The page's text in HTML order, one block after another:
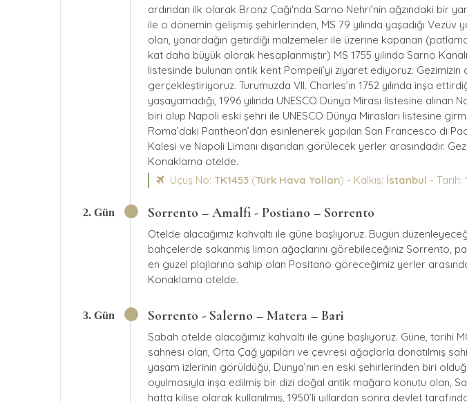
ardından ilk olarak Bronz Çağı'nda Sarno Nehri'nin ağzındaki bir
ile o dönemin gelişmiş şehirlerinden, MS 79 yılında yaşadığı
olan, yanardağın getirdiği malzemeler ile üzerine kapanan
kat daha büyük olarak hesaplanmıştır) MS 1755 yılında Sarno
listesinde bulunan antik kent Pompeii’yi ziyaret ediyoruz. Gezimizin
gerçekleştiriyoruz. Turumuzda VII. Charles’ın 1752 yılında inşa
yaşayamadığı, 1996 yılında UNESCO Dünya Mirası listesine
biri olup Napoli eski şehri ile UNESCO Dünya Mirasları listesine
Roma’daki Pantheon’dan esinlenerek yapılan San Francesco di
Kalesi ve Napoli Limanı dışarıdan görülecek yerler arasındadır.
Konaklama otelde.
Uçuş No: TK1453 (Türk Hava Yolları) - Kalkış: İstanbul - Tarih:
2. Gün Sorrento – Amalfi - Postiano – Sorrento
Otelde alacağımız kahvaltı ile güne başlıyoruz. Bugün
bahçelerde sakanmış limon ağaçlarını görebileceğiniz Sorrento,
en güzel plajlarına sahip olan Positano göreceğimiz yerler
Konaklama otelde.
3. Gün Sorrento - Salerno – Matera – Bari
Sabah otelde alacağımız kahvaltı ile güne başlıyoruz. Güne, tarihi
sahnesi olan, Orta Çağ yapıları ve çevresi ağaçlarla donatılmış
yaşam izlerinin görüldüğü, Dünya’nın en eski şehirlerinden biri
oyulmasıyla inşa edilmiş bir dizi doğal antik mağara konutu olan,
hatta kilise olarak kullanılmış, 1950’li yıllardan sonra devlet